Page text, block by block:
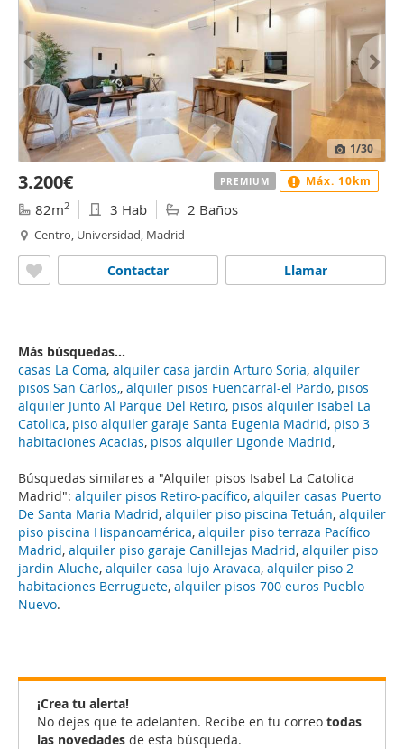
Búsquedas similares a "Alquiler pisos Isabel La Catolica
Madrid": alquiler pisos Retiro-pacífico, alquiler casas Puerto
De Santa Maria Madrid, alquiler piso piscina Tetuán, alquiler
piso piscina Hispanoamérica, alquiler piso terraza Pacífico
Madrid, alquiler piso garaje Canillejas Madrid, alquiler piso
jardin Aluche, alquiler casa lujo Aravaca, alquiler piso 2
habitaciones Berruguete, alquiler pisos 700 euros Pueblo
Nuevo.
1/30
3.200€
82m2 3 Hab 2 Baños
Centro, Universidad, Madrid
Llamar
Contactar
PREMIUM Máx. 10km
Más búsquedas...
casas La Coma, alquiler casa jardin Arturo Soria, alquiler
pisos San Carlos,, alquiler pisos Fuencarral-el Pardo, pisos
alquiler Junto Al Parque Del Retiro, pisos alquiler Isabel La
Catolica, piso alquiler garaje Santa Eugenia Madrid, piso 3
habitaciones Acacias, pisos alquiler Ligonde Madrid,
¡Crea tu alerta!
No dejes que te adelanten. Recibe en tu correo todas
las novedades de esta búsqueda.